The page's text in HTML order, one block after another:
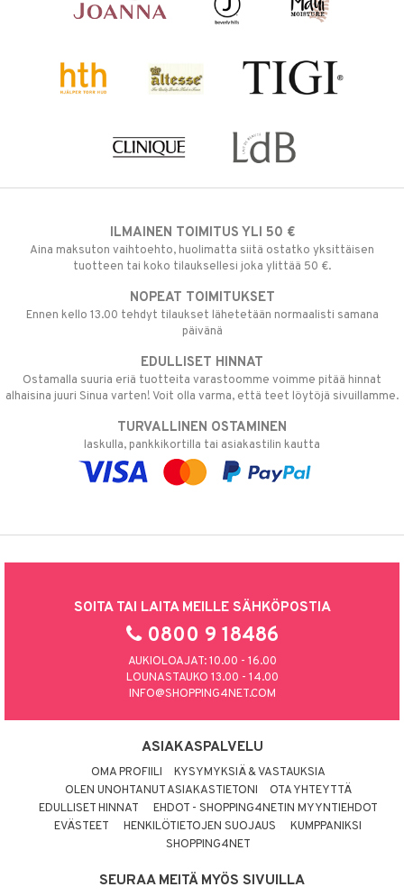
ILMAINEN TOIMITUS YLI 50 €
Aina maksuton vaihtoehto, huolimatta siitä ostatko yksittäisen
tuotteen tai koko tilauksellesi joka ylittää 50 €.
NOPEAT TOIMITUKSET
Ennen kello 13.00 tehdyt tilaukset lähetetään normaalisti samana
päivänä
EDULLISET HINNAT
Ostamalla suuria eriä tuotteita varastoomme voimme pitää hinnat
alhaisina juuri Sinua varten! Voit olla varma, että teet löytöjä sivuillamme.
TURVALLINEN OSTAMINEN
laskulla, pankkikortilla tai asiakastilin kautta
SOITA TAI LAITA MEILLE SÄHKÖPOSTIA
0800 9 18486
AUKIOLOAJAT: 10.00 - 16.00
LOUNASTAUKO 13.00 - 14.00
INFO@SHOPPING4NET.COM
ASIAKASPALVELU
OMA PROFIILI
KYSYMYKSIÄ & VASTAUKSIA
OLEN UNOHTANUT ASIAKASTIETONI
OTA YHTEYTTÄ
EDULLISET HINNAT
EHDOT - SHOPPING4NETIN MYYNTIEHDOT
EVÄSTEET
HENKILÖTIETOJEN SUOJAUS
KUMPPANIKSI
SHOPPING4NET
SEURAA MEITÄ MYÖS SIVUILLA